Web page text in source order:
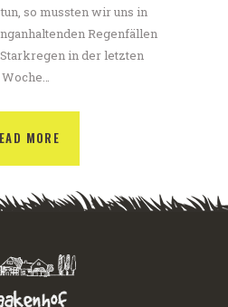
so mussten wir uns in
Regenfällen
in der letzten
Woche…
MORE